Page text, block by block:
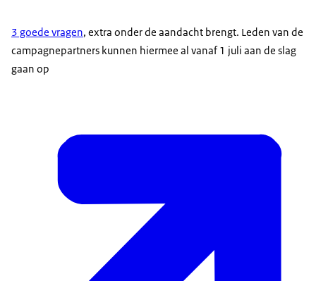
3 goede vragen, extra onder de aandacht brengt. Leden van de
campagnepartners kunnen hiermee al vanaf 1 juli aan de slag
gaan op